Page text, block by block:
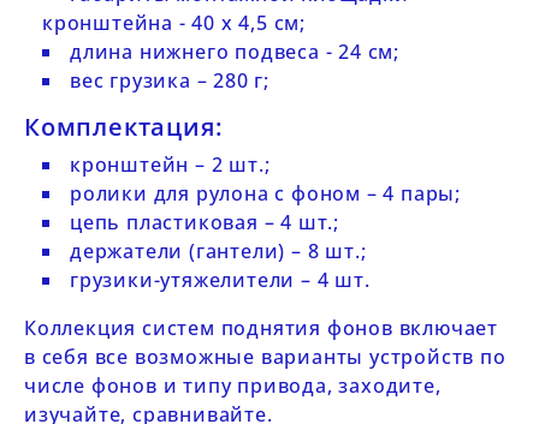
кронштейна - 40 х 4,5 см;
длина нижнего подвеса - 24 см;
вес грузика – 280 г;
Комплектация:
кронштейн – 2 шт.;
ролики для рулона с фоном – 4 пары;
цепь пластиковая – 4 шт.;
держатели (гантели) – 8 шт.;
грузики-утяжелители – 4 шт.
Коллекция систем поднятия фонов включает
в себя все возможные варианты устройств по
числе фонов и типу привода, заходите,
изучайте, сравнивайте.